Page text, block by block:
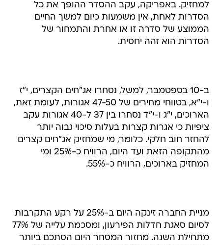
למחזיק. באפריקה, עקב ההסדר ההופך את כל
הסדרות לאחת, אין משמעות כיום למשך החיים
הממוצע של סדרה זו או אחרת והתמחור של
הסדרות הוא זהה יחסית.
ב-10 בספטמבר, למשל, נסחרו אג"חים הקצרים, י"ז
ו-י"א, בטווחי מחירים של 47-50 אגורות, לעומת זאת,
הארוכים, י"ג ו-י"ד נסחרו בין 37 ל-40 אגורות עקב
ציפיות כי אגרות קצרות בעלות סיכוי גבוה יותר
להחזר חוב חלקי. כלומר, מי שמחזיק אג"חים קצרים
מהתקופה הזאת ועד היום, הרוויח כ-25% ומי
המחזיק בארוכים, הרוויח כ-55%.
מניית החברה זינקה היום ב-25% על רקע התקרבות
לסיום סאגת חדלות הפירעון, ומסכמת עלייה של 77%
מתחילת השנה. מחזור המסחר היום הסתכם ביותר